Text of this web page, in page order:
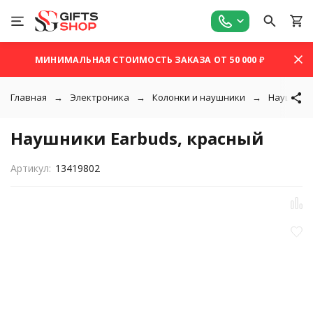
МИНИМАЛЬНАЯ СТОИМОСТЬ ЗАКАЗА ОТ 50 000 ₽
Главная Электроника Колонки и наушники
Наушники Earbuds, красный
Артикул: 13419802